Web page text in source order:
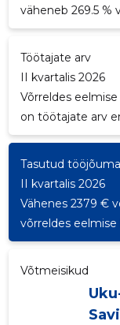
väheneb 269.5 %
Töötajate arv
II kvartalis 2026
Võrreldes
on töötajate arv
Tasutud
II kvartalis 2026
Vähenes 2379 €
võrreldes eelmise
Võtmeisikud